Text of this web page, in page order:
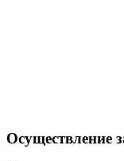
Осуществление